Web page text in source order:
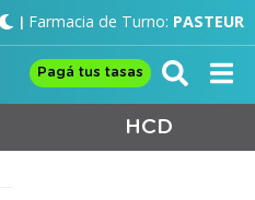
Pagá tus tasas
Farmacia de Turno: PASTEUR
HCD